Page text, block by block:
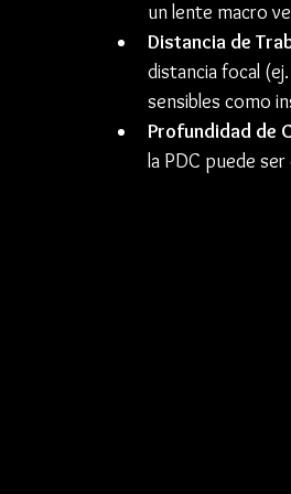
un lente macro
Distancia de
distancia focal
sensibles como
Profundidad de
la PDC puede